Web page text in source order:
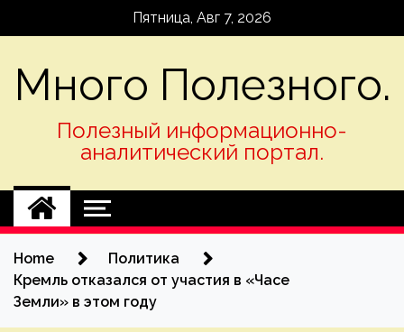
Пятница, Авг 7, 2026
Много Полезного.
Полезный информационно-
аналитический портал.
Home
Политика
Кремль отказался от участия в «Часе
Земли» в этом году